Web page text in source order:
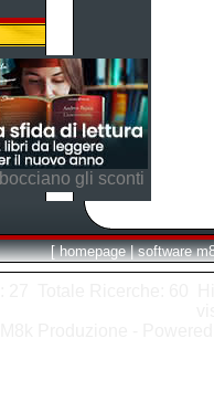
gli sconti
[ homepage | software